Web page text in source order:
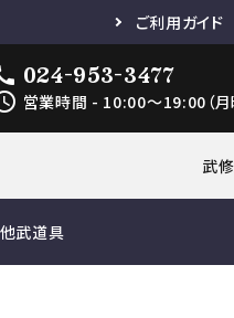
ご利用ガイド
024-953-3477
営業時間 - 10:00～19:00（月
武
武道具